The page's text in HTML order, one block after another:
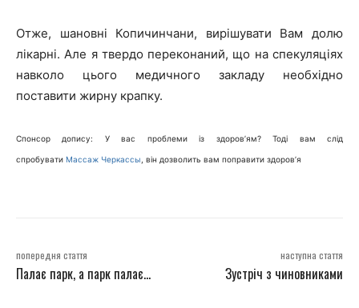
Отже, шановні Копичинчани, вирішувати Вам долю
лікарні. Але я твердо переконаний, що на спекуляціях
навколо цього медичного закладу необхідно
поставити жирну крапку.
Спонсор допису: У вас проблеми із здоров’ям? Тоді вам слід
спробувати Массаж Черкассы , він дозволить вам поправити здоров’я
попередня стаття
Палає парк, а парк палає…
наступна стаття
Зустріч з чиновниками